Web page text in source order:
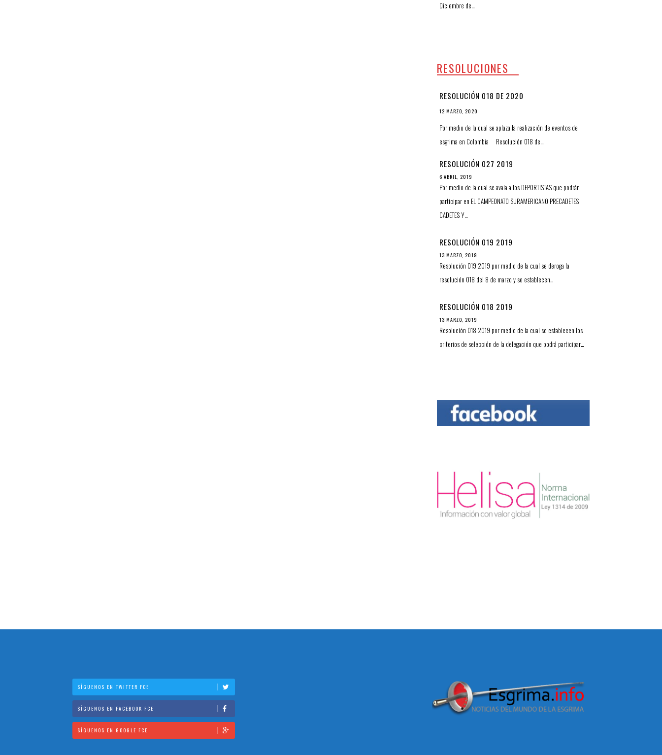
Diciembre de…
RESOLUCIONES
RESOLUCIÓN 018 DE 2020
12 MARZO, 2020
Por medio de la cual se aplaza la realización de eventos de
esgrima en Colombia Resolución 018 de…
RESOLUCIÓN 027 2019
6 ABRIL, 2019
Por medio de la cual se avala a los DEPORTISTAS que podrán
participar en EL CAMPEONATO SURAMERICANO PRECADETES
CADETES Y…
RESOLUCIÓN 019 2019
13 MARZO, 2019
Resolución 019 2019 por medio de la cual se deroga la
resolución 018 del 8 de marzo y se establecen…
RESOLUCIÓN 018 2019
13 MARZO, 2019
Resolución 018 2019 por medio de la cual se establecen los
criterios de selección de la delegación que podrá participar…
SÍGUENOS EN TWITTER FCE
SÍGUENOS EN FACEBOOK FCE
SÍGUENOS EN GOOGLE FCE